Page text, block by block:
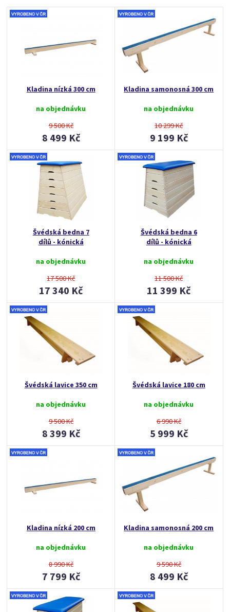
Kladina nízká 300 cm
na objednávku
9 500 Kč
8 499 Kč
Kladina samonosná 300 cm
na objednávku
10 299 Kč
9 199 Kč
Švédská bedna 7
dílů - kónická
na objednávku
17 500 Kč
17 340 Kč
Švédská bedna 6
dílů - kónická
na objednávku
11 500 Kč
11 399 Kč
Švédská lavice 350 cm
na objednávku
9 500 Kč
8 399 Kč
Švédská lavice 180 cm
na objednávku
6 990 Kč
5 999 Kč
Kladina nízká 200 cm
na objednávku
8 990 Kč
7 799 Kč
Kladina samonosná 200 cm
na objednávku
9 590 Kč
8 499 Kč